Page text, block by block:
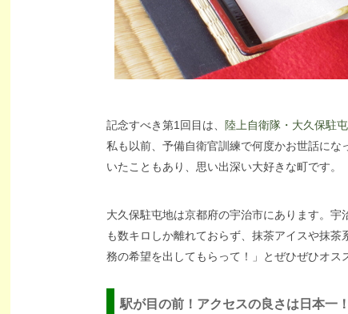
記念すべき第1回目は、 陸上自衛隊・大久保駐
私も以前、予備自衛官訓練で何度かお世話に
いたこともあり、思い出深い大好きな町です。
大久保駐屯地は京都府の宇治市にあります。
も数キロしか離れておらず、抹茶アイスや抹
務の希望を出してもらって！」とぜひぜひオス
駅が目の前！アクセスの良さは日本一